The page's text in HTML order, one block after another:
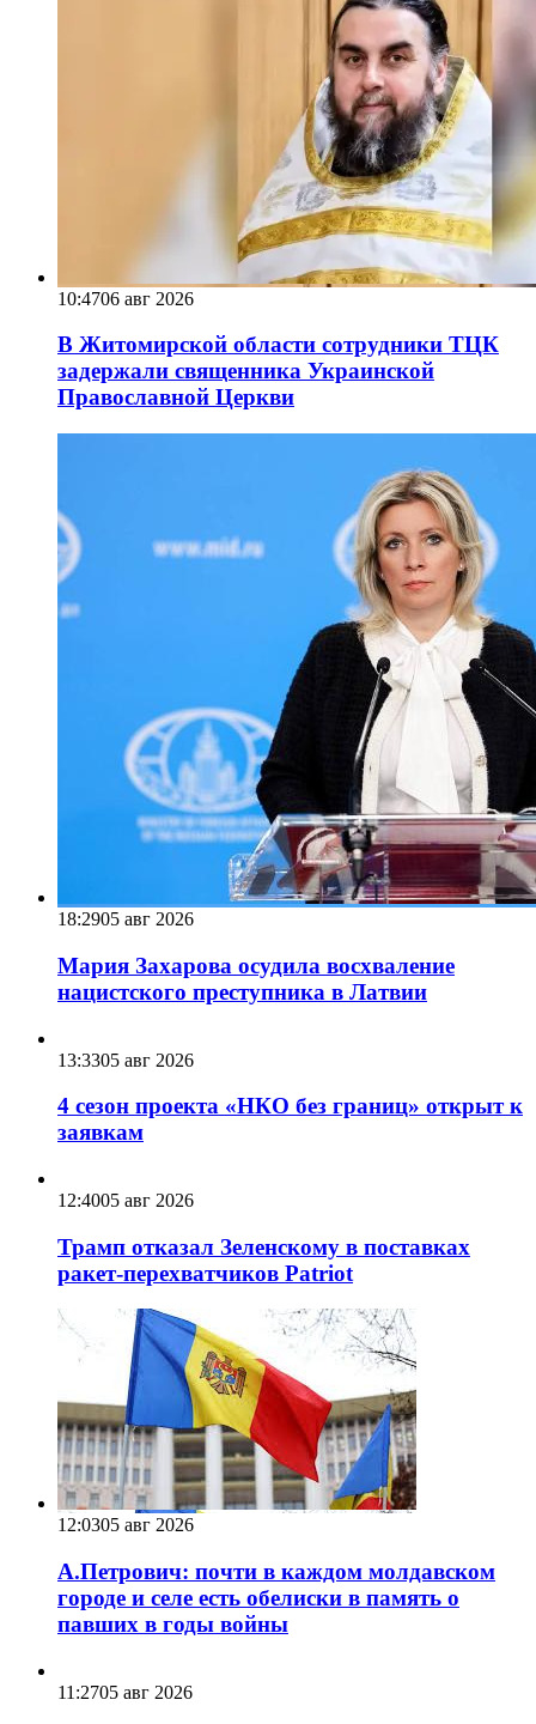
10:4706 авг 2026
В Житомирской области сотрудники ТЦК
задержали священника Украинской
Православной Церкви
18:2905 авг 2026
Мария Захарова осудила восхваление
нацистского преступника в Латвии
13:3305 авг 2026
4 сезон проекта «НКО без границ» открыт к
заявкам
12:4005 авг 2026
Трамп отказал Зеленскому в поставках
ракет-перехватчиков Patriot
12:0305 авг 2026
А.Петрович: почти в каждом молдавском
городе и селе есть обелиски в память о
павших в годы войны
11:2705 авг 2026